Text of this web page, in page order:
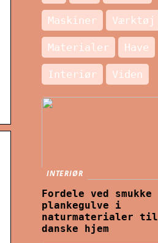
Maskiner Værktøj
Materialer Have
Interiør Viden
INTERIØR
Fordele ved smukke
plankegulve i
naturmaterialer til
danske hjem